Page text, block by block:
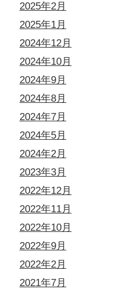
2025年2月
2025年1月
2024年12月
2024年10月
2024年9月
2024年8月
2024年7月
2024年5月
2024年2月
2023年3月
2022年12月
2022年11月
2022年10月
2022年9月
2022年2月
2021年7月